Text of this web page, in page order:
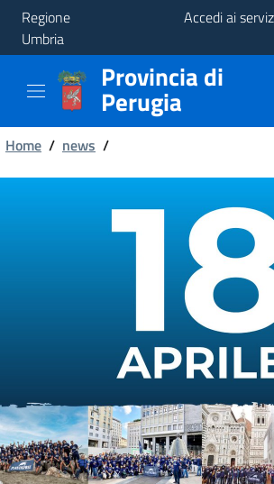
Regione
Umbria
Accedi ai
Provincia
Aree
Tematiche
Provincia di
Perugia
Briciole
di
Home / news /